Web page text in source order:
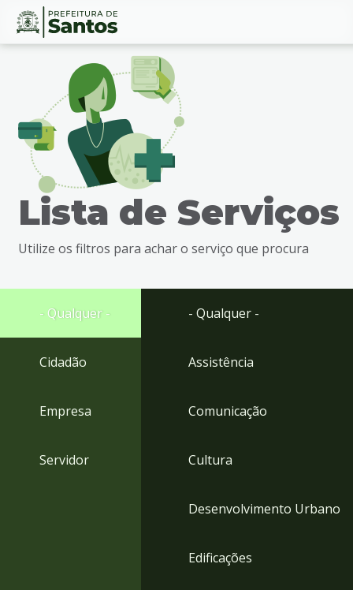
Ir
busca
Ir
rodapé
Conteúdo
Lista de Serviços
Utilize os filtros para achar o serviço que procura
- Qualquer -
Cidadão
Empresa
Servidor
- Qualquer -
Assistência
Comunicação
Cultura
Desenvolvimento Urbano
Edificações